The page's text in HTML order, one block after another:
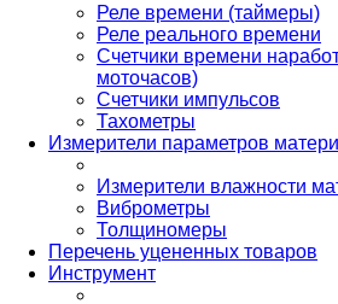
Реле времени (таймеры)
Реле реального времени
Счетчики времени
моточасов)
Счетчики импульсов
Тахометры
Измерители параметров
Измерители влажности
Виброметры
Толщиномеры
Перечень уцененных товаров
Инструмент